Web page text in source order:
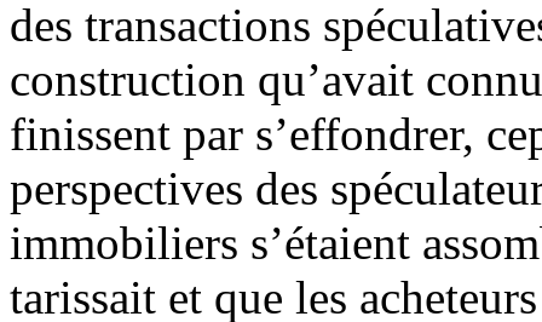
des transactions
construction qu’avait
finissent par s’effondrer,
perspectives des
immobiliers s’étaient
tarissait et que les